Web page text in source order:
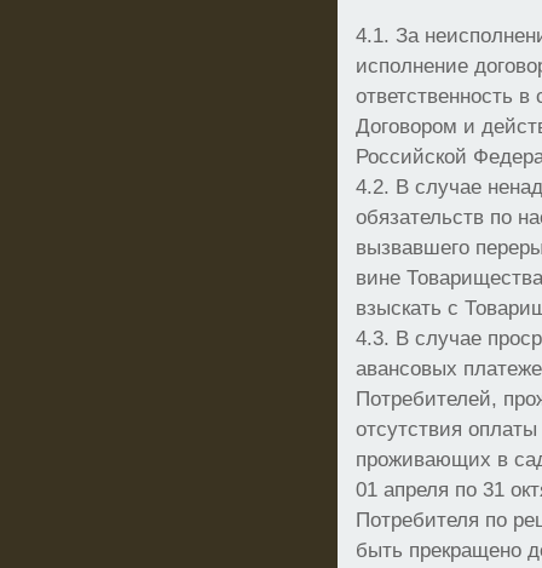
4.1. За
исполнение
ответственность
Договором и
Российской
4.2. В случае
обязательств по
вызвавшего
вине
взыскать с
4.3. В случае
авансовых
Потребителей,
отсутствия
проживающих в
01 апреля по 31
Потребителя по
быть прекращено